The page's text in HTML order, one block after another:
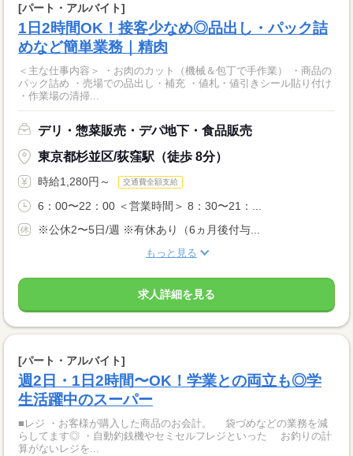
[パート・アルバイト]
1日2時間OK！接客少なめ◎品出し・パック詰
めなど簡単業務｜精肉
＜主な仕事内容＞ ・お肉のカット（機械＆包丁で手作業） ・商品の
パック詰め ・売場での品出し・補充 ・値札・値引きシール貼り付け
・作業場の清掃...
デリ・惣菜販売・デパ地下・食品販売
東京都杉並区/荻窪駅（徒歩 8分）
時給1,280円～ 交通費全額支給
6：00〜22：00 ＜営業時間＞ 8：30〜21：...
※公休2〜5日/週 ※有休あり（6ヵ月後付与...
もっと見る
求人詳細を見る
[パート・アルバイト]
週2日・1日2時間〜OK！学業との両立も◎学
生活躍中のスーパー
■レジ ・お客様が購入した商品のお会計。 袋づめなどの業務を減
らしてます◎ ・自動釣銭機やセミセルフレジといった お釣りの計
算がないレジを...